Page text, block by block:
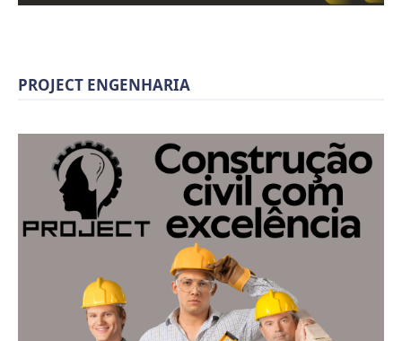
PROJECT ENGENHARIA